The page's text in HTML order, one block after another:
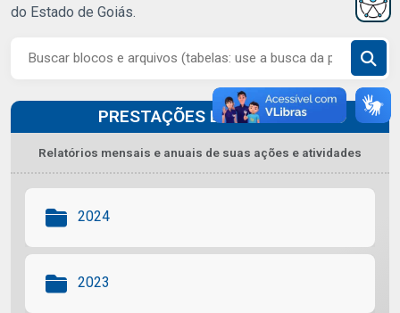
do Estado de Goiás.
PRESTAÇÕES DE CONTAS
Relatórios mensais e anuais de suas ações e atividades
2024
2023